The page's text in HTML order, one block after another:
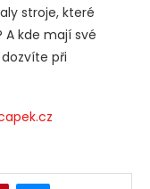
stroje, které
A kde mají své
při